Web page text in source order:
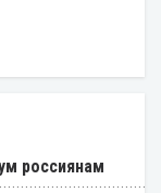
россиянам